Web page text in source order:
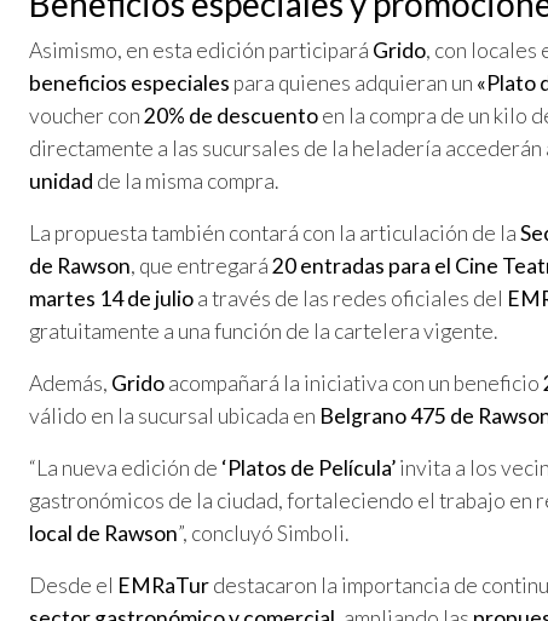
Asimismo, en esta edición participará Grido, con locales
beneficios especiales para quienes adquieran un «Plato
voucher con20% de descuentoen la compra de un kilo
directamente a las sucursales de la heladería accederán
unidad de la misma compra.
La propuesta también contará con la articulación de la
de Rawson, que entregará20 entradas para el Cine
martes 14 de julioa través de las redes oficiales del
gratuitamente a una función de la cartelera vigente.
Además, Gridoacompañará la iniciativa con un beneficio
válido en la sucursal ubicada en Belgrano 475 de
“La nueva edición de ‘Platos de Película’invita a los
gastronómicos de la ciudad, fortaleciendo el trabajo en
local de Rawson”, concluyó Simboli.
Desde el EMRaTurdestacaron la importancia de